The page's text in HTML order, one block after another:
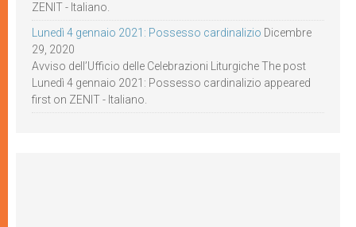
ZENIT - Italiano.
Lunedì 4 gennaio 2021: Possesso cardinalizio Dicembre
29, 2020
Avviso dell’Ufficio delle Celebrazioni Liturgiche The post
Lunedì 4 gennaio 2021: Possesso cardinalizio appeared
first on ZENIT - Italiano.